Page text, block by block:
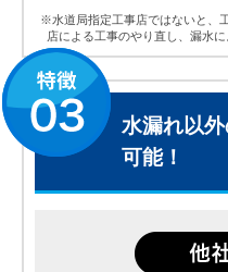
※水道局指定工事店ではないと、
店による工事のやり直し、漏水
水漏れ以
可能！